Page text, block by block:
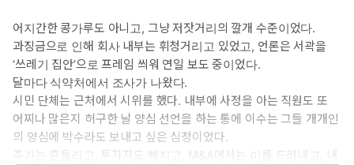
* 공감 글귀: 너랑 있으면 매분 매초 그 냄새를 맡아. 그리고 깨닫는
거야. 내가 고른 종자가 결국 썩은 종자라는 걸.
어지간한 콩가루도 아니고, 그냥 저잣거리의 깔개 수준이었다.
과징금으로 인해 회사 내부는 휘청거리고 있었고, 언론은 서곽을
‘쓰레기 집안’으로 프레임 씌워 연일 보도 중이었다.
달마다 식약처에서 조사가 나왔다.
시민 단체는 근처에서 시위를 했다. 내부에 사정을 아는 직원도 또
어찌나 많은지 허구한 날 양심 선언을 하는 통에 이수는 그들 개개인
의 양심에 박수라도 보내고 싶은 심정이었다.
주가는 흔들리고, 투자자도 빠지고, M&A에서는 이를 드러내고, 내